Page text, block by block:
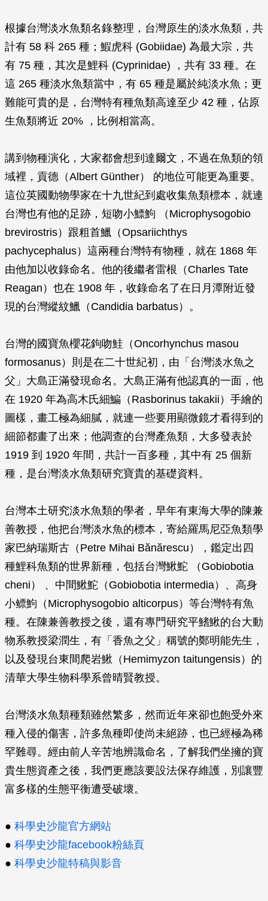
根據台灣淡水魚類名錄整理，台灣原生的淡水魚類，共
計有 58 科 265 種；鰕虎科 (Gobiidae) 為最大宗，共
有 75 種，其次是鯉科 (Cyprinidae) ，共有 33 種。在
這 265 種淡水魚類當中，有 65 種是屬於純淡水魚；更
難能可貴的是，台灣特有種魚類高達至少 42 種，佔原
生魚類將近 20% ，比例相當高。
講到物種演化，大家都會想到達爾文，不過在魚類的領
域裡，貢德（Albert Günther） 的地位可能更為重要。
這位英國動物學家在十九世紀到處收集魚類標本，就連
台灣也有他的足跡，短吻小鰾鮈 （ Microphysogobio
brevirostris）跟粗首鱲（Opsariichthys
pachycephalus）這兩種台灣特有物種，就在 1868 年
由他加以收錄命名。他的後繼者雷根（Charles Tate
Reagan）也在 1908 年，收錄命名了在日月潭附近發
現的台灣縱紋鱲（ Candidia barbatus）。
台灣的國寶魚櫻花鉤吻鮭（Oncorhynchus masou
formosanus）則是在二十世紀初，由「台灣淡水魚之
父」大島正滿發現命名。大島正滿有他認真的一面，他
在 1920 年為高木氏細鯿（ Rasborinus takakii ）手繪的
圖樣，畫工極為細膩，就連一些要用顯微鏡才看得到的
細節都畫了出來；他調查的台灣產魚類，大多發表於
1919 到 1920 年間，共計一百多種，其中有 25 個新
種，是台灣淡水魚類研究寶貴的基礎資料。
台灣本土研究淡水魚類的學者，早年有東海大學的陳兼
善教授，他把台灣淡水魚的標本，寄給羅馬尼亞魚類學
家巴納瑞斯古（Petre Mihai Bănărescu），鑑定出四
種鯉科魚類的世界新種，包括台灣鰍鮀 （ Gobiobotia
cheni ） 、中間鰍鮀（ Gobiobotia intermedia）、高身
小鳔鮈（ Microphysogobio alticorpus）等台灣特有魚
種。在陳兼善教授之後，還有專門研究平鰭鰍的台大動
物系教授梁潤生，有「香魚之父」稱號的鄭明能先生，
以及發現台東間爬岩鰍（ Hemimyzon taitungensis）的
清華大學生物科學系曾晴賢教授。
台灣淡水魚類種類雖然繁多，然而近年來卻也飽受外來
種入侵的傷害，許多魚種即使尚未絕跡，也已經極為稀
罕難尋。經由前人辛苦地辨識命名，了解我們坐擁的寶
貴生態資產之後，我們更應該要設法保存維護，別讓豐
富多樣的生態平衡遭受破壞。
● 科學史沙龍官方網站
● 科學史沙龍facebook粉絲頁
● 科學史沙龍特稿與影音